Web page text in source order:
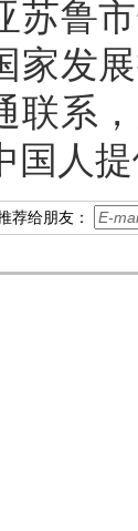
鲁市
家发
联系
国人
荐给朋友：